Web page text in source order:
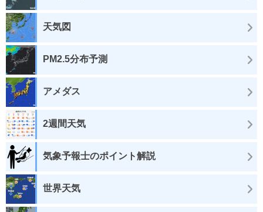
天気図
PM2.5分布予測
アメダス
2週間天気
気象予報士のポイント解説
世界天気